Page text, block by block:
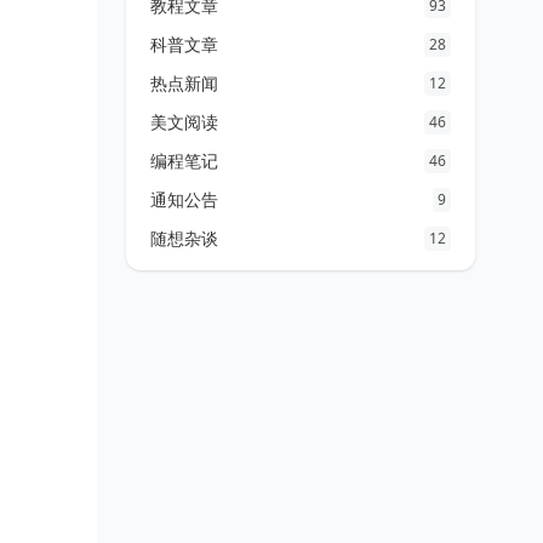
教程文章 93
科普文章 28
热点新闻 12
美文阅读 46
编程笔记 46
通知公告 9
随想杂谈 12